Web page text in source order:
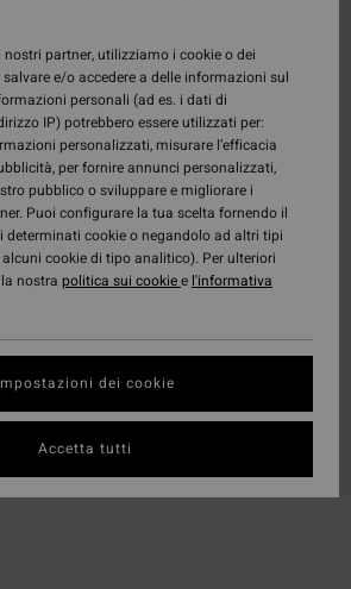
partner, utilizziamo i cookie o dei
e/o accedere a delle informazioni sul
personali (ad es. i dati di
IP) potrebbero essere utilizzati per:
personalizzati, misurare l’efficacia
per fornire annunci personalizzati,
pubblico o sviluppare e migliorare i
Puoi configurare la tua scelta fornendo il
determinati cookie o negandolo ad altri tipi
cookie di tipo analitico). Per ulteriori
nostra politica sui cookiee l'informativa
dei cookie
Accetta tutti